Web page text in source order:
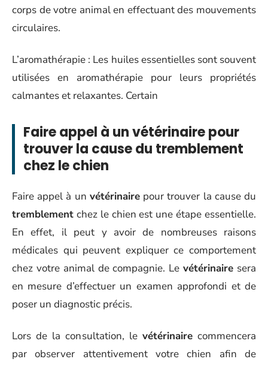
corps de votre animal en effectuant des mouvements
circulaires.
L’aromathérapie : Les huiles essentielles sont souvent
utilisées en aromathérapie pour leurs propriétés
calmantes et relaxantes. Certain
Faire appel à un vétérinaire pour
trouver la cause du tremblement
chez le chien
Faire appel à un vétérinairepour trouver la cause du
tremblement chez le chien est une étape essentielle.
En effet, il peut y avoir de nombreuses raisons
médicales qui peuvent expliquer ce comportement
chez votre animal de compagnie. Levétérinaire sera
en mesure d’effectuer un examen approfondi et de
poser un diagnostic précis.
Lors de la consultation, le vétérinairecommencera
par observer attentivement votre chien afin de